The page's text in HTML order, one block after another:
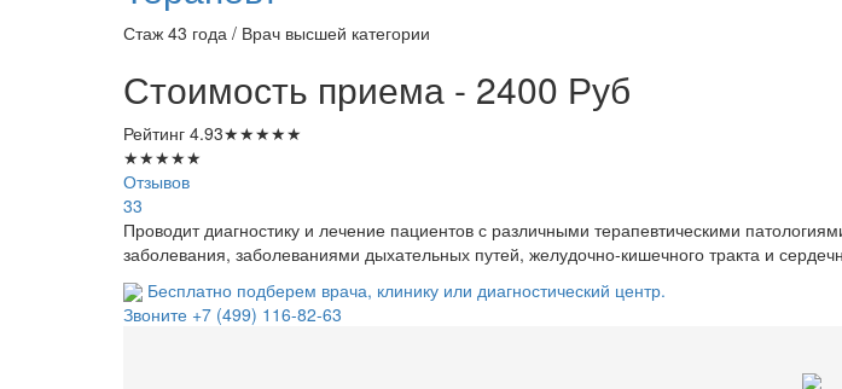
Стаж 43 года / Врач высшей категории
Стоимость приема - 2400 Руб
Рейтинг 4.93★★★★★
★★★★★
Отзывов
33
Проводит диагностику и лечение пациентов с различными терапевтическими
заболевания, заболеваниями дыхательных путей, желудочно-кишечного тракта и
Бесплатно подберем врача, клинику или диагностический центр.
Звоните +7 (499) 116-82-63